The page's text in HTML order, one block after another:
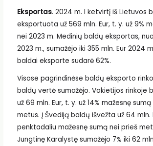
Eksportas. 2024 m. I ketvirtį iš Lietuvos
eksportuota už 569 mln. Eur, t. y. už 9%
nei 2023 m. Medinių baldų eksportas,
2023 m., sumažėjo iki 355 mln. Eur 2024
baldai eksporte sudarė 62%.
Visose pagrindinėse baldų eksporto
baldų vertė sumažėjo. Vokietijos rinkoje
už 69 mln. Eur, t. y. už 14% mažesnę
metus. Į Švediją baldų išvežta už 64 mln.
penktadaliu mažesnę sumą nei prieš
Jungtinę Karalystę sumažėjo 7% iki 62